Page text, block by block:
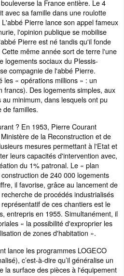
la France entière. Le 4
avec sa famille dans une roulotte
Pierre lance son appel fameux
l'opinion publique se mobilise
Pierre est né tandis qu'il fonde
même année sort de terre l'une
logements sociaux du Plessis-
compagnie de l'abbé Pierre.
les « opérations millions » : un
francs). Des logements simples, aux
minimum, dans lesquels ont pu
de familles.
? En 1953, Pierre Courant
de la Reconstruction et de
mesures permettant à l'Etat et
leurs capacités d'intervention avec,
du 1% patronal. Le « plan
de 240 000 logements
il favorise, grâce au lancement de
de procédés industrialisés
de ces chantiers est le
entrepris en 1955. Simultanément, il
« la possibilité d'exproprier les
de zones d'habitation ».
lance les programmes LOGECO
c’est-à-dire qu’il généralise un
la surface des pièces à l'équipement